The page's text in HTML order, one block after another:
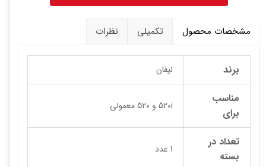
مشخصات محصول تکمیلی نظرات
برند لیفان
مناسب
برای
520i و 520 معمولی
تعداد در
بسته
1 عدد